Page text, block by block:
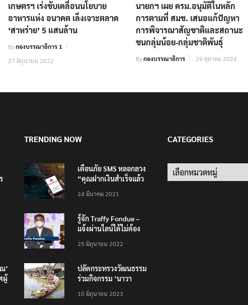
เกษตรฯ เร่งขับเคลื่อนนโยบาย
อาหารแห่ง อนาคต เล็งเจาะตลาด
‘สาหร่าย’ 5 แสนล้าน
Byกองบรรณาธิการ 1
27 มิถุนายน 2022
นายกฯ เผย ครม.อนุมัติในหลัก
การตามที่ สมช. เสนอแก้ปัญหา
การพิจารณาสัญชาติและสถานะ
ชนกลุ่มน้อย-กลุ่มชาติพันธุ์
Byกองบรรณาธิการ 29 ตุลาคม 2024
’
ผู้
TRENDING NOW
เตือนภัย SMS หลอกลวง
“คุณฝากเงินสำเร็จแล้ว
200,000 บาท”
24 มีนาคม 2021
รู้จัก Traffy Fondue –
แจ้งผ่านไลน์ได้ไม่ต้อง
ทั่วไทย ไม่ใช่แค่ในกรุง
25 มิถุนายน 2022
ปลัดกระทรวงวัฒนธรรม
ร่วมกิจกรรม ‘นาวา
ตักบาตรทางน้ำ
10 มิถุนายน 2023
CATEGORIES
Categories